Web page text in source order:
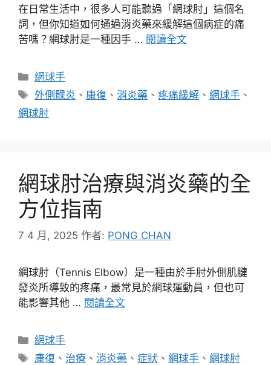
在日常生活中，很多人可能聽過「網球肘」這個名
詞，但你知道如何通過消炎藥來緩解這個病症的痛
苦嗎？網球肘是一種因手 … 閱讀全文
分
類
網球手
標
籤
外側髁炎 、 康復 、消炎藥 、疼痛緩解 、網球手 、
網球肘
網球肘治療與消炎藥的全
方位指南
7 4 月, 2025 作者: PONG CHAN
網球肘（Tennis Elbow）是一種由於手肘外側肌腱
發炎所導致的疼痛，最常見於網球運動員，但也可
能影響其他 … 閱讀全文
分
類
網球手
標
康復 、 治療 、消炎藥 、症狀 、網球手 、網球肘